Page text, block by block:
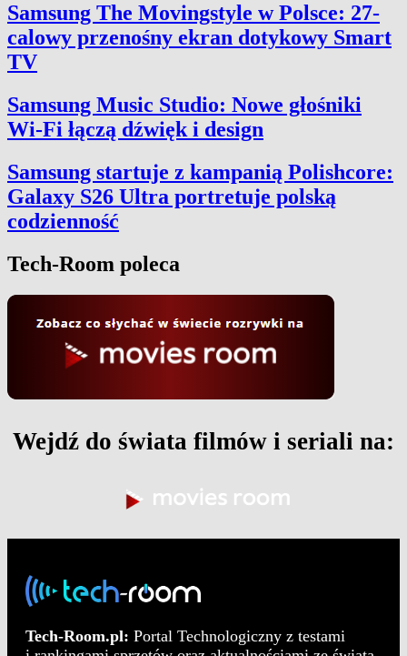
Samsung The Movingstyle w Polsce: 27-
calowy przenośny ekran dotykowy Smart
TV
Samsung Music Studio: Nowe głośniki
Wi-Fi łączą dźwięk i design
Samsung startuje z kampanią Polishcore:
Galaxy S26 Ultra portretuje polską
codzienność
Tech-Room poleca
Wejdź do świata filmów i seriali na:
Tech-Room.pl: Portal Technologiczny z testami